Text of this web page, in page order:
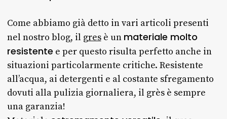
Come abbiamo già detto in vari articoli presenti
nel nostro blog, il gresè un materiale molto
resistente e per questo risulta perfetto anche in
situazioni particolarmente critiche. Resistente
all’acqua, ai detergenti e al costante sfregamento
dovuti alla pulizia giornaliera, il grès è sempre
una garanzia!